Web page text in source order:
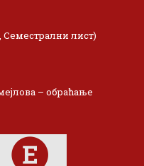
Семестрални лист)
– обраћање